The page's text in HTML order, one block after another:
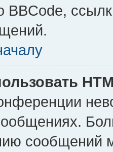
BBCode,
сообщений